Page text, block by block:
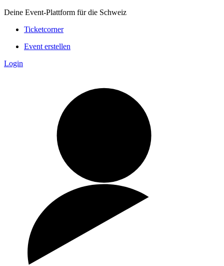
Deine Event-Plattform für die Schweiz
Ticketcorner
Event erstellen
Login